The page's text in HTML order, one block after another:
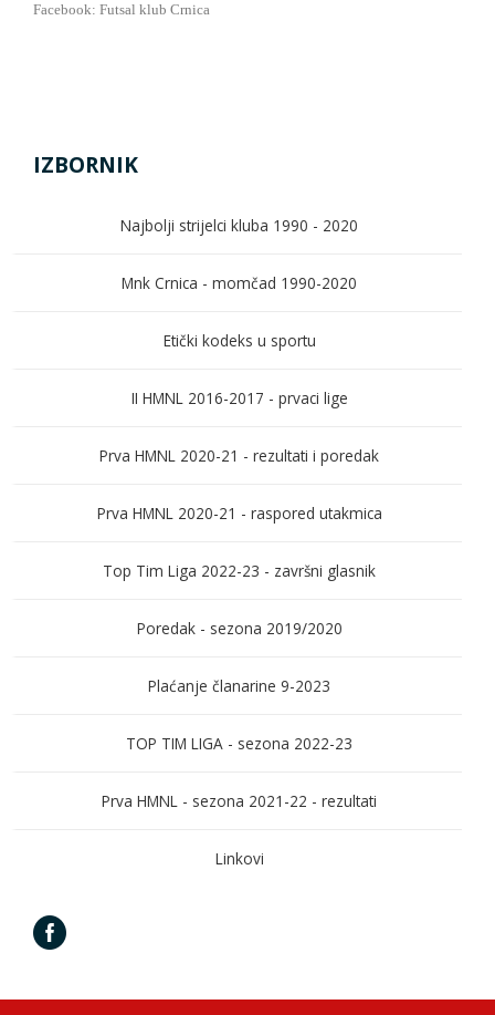
Facebook: Futsal klub Crnica
IZBORNIK
Najbolji strijelci kluba 1990 - 2020
Mnk Crnica - momčad 1990-2020
Etički kodeks u sportu
II HMNL 2016-2017 - prvaci lige
Prva HMNL 2020-21 - rezultati i poredak
Prva HMNL 2020-21 - raspored utakmica
Top Tim Liga 2022-23 - završni glasnik
Poredak - sezona 2019/2020
Plaćanje članarine 9-2023
TOP TIM LIGA - sezona 2022-23
Prva HMNL - sezona 2021-22 - rezultati
Linkovi